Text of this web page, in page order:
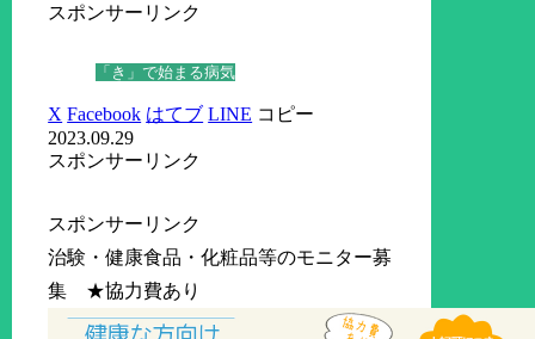
スポンサーリンク
「き」で始まる病気
X Facebook はてブ LINE コピー
2023.09.29
スポンサーリンク
スポンサーリンク
治験・健康食品・化粧品等のモニター募
集 ★協力費あり